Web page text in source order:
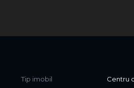
- Acces: zonă cu acces facil către
Tip imobil Centru